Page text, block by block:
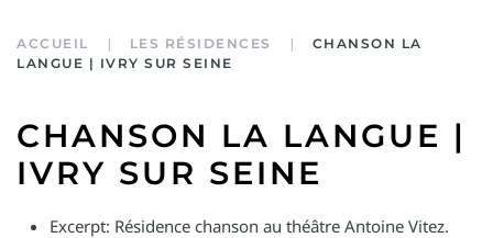
ACCUEIL LES RÉSIDENCES
CHANSON LA
LANGUE | IVRY SUR SEINE
CHANSON LA LANGUE |
IVRY SUR SEINE
Excerpt: Résidence chanson au théâtre Antoine Vitez.